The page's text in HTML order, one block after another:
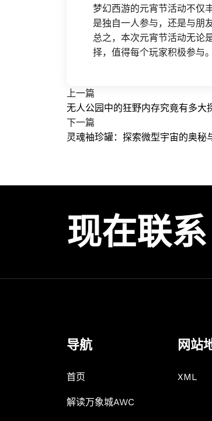
梦幻西游的元宵节活动不仅
是独自一人参与，还是与朋
总之，本次元宵节活动无论
择，值得每个玩家积极参与。
上一篇
无人公园中的狂野内存究竟有多大
下一篇
灵魂袖珍罐：探索微型宇宙的奥秘
现在联系
导航
首页
解读万象城AWC
网站
XML